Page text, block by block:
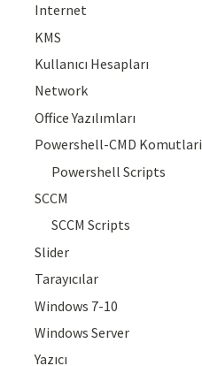
Internet
KMS
Kullanıcı Hesapları
Network
Office Yazılımları
Powershell-CMD Komutlari
Powershell Scripts
SCCM
SCCM Scripts
Slider
Tarayıcılar
Windows 7-10
Windows Server
Yazıcı